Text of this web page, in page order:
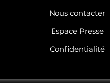
Nous contacter
Espace Presse
Confidentialité